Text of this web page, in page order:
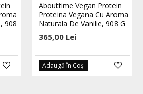
-
908
Abouttime Vegan Protein
Proteina Vegana Cu Aroma
Naturala De Vanilie, 908 G
365,00 Lei
Adaugă în Coş